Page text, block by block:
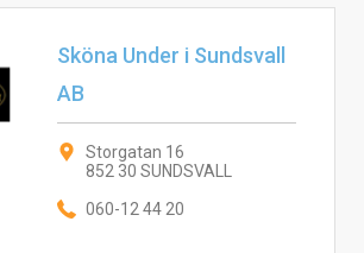
Sköna Under i Sundsvall
AB
Storgatan 16
852 30 SUNDSVALL
060-12 44 20